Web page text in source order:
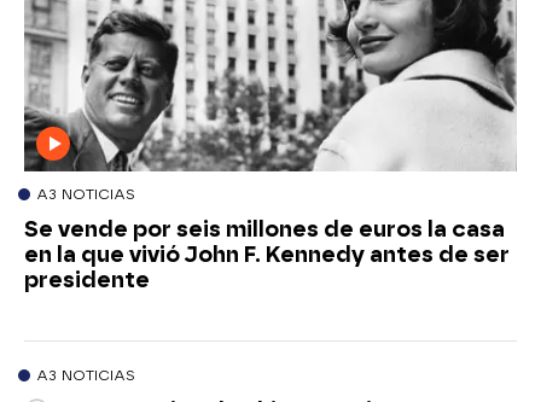
A3 NOTICIAS
Se vende por seis millones de euros la casa
en la que vivió John F. Kennedy antes de ser
presidente
A3 NOTICIAS